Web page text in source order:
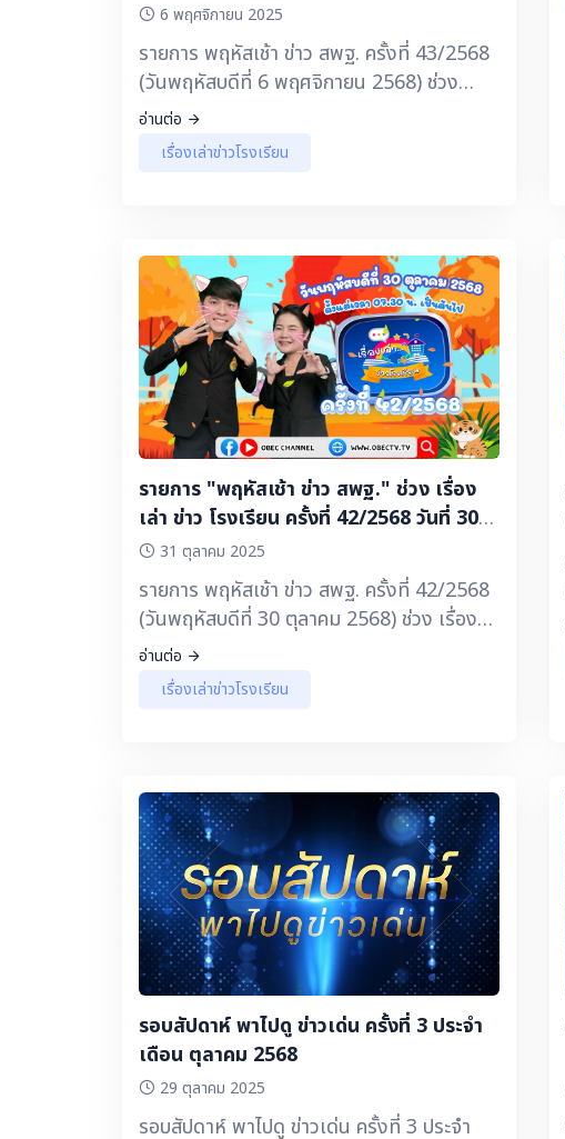
2568) ช่วง เรื่องเล่า ข่าวโรงเรียน
6 พฤศจิกายน 2025
รายการ พฤหัสเช้า ข่าว สพฐ. ครั้งที่ 43/2568
(วันพฤหัสบดีที่ 6 พฤศจิกายน 2568) ช่วง
เรื่องเล่า ข่าวโรงเรียน 🔽 ▶️ การประกวดสื่อ
สร้างสรรค์ส่งเสริมภาพลักษณ์ สพฐ. หัวข้อ
สพป.อุดรธานี เขต 1 ▶️ การส่งเสริมการจัดการ
เรียนรู้ประวัติศาสตร์โดยใช้ชุมชนเป็นฐานการ
เรียนรู้ โรงเรียนค่ายบางระจันวิทยาคม จังหวัด
สิงห์บุรี สพม.สิงห์บุรี อ่างทอง ▶️ ผลความ
สำเร็จของโครงการพาน้องกลับมาเรียน “ใบนา
The Series” โรงเรียนท่าจำปาวิทยา
สพม.นครพนม ▶️ เรื่องเล่า ข่าวนักเรียน : 1
โรงเรียน 1 อาชีพ “Bonnery Coffee Drip”
โรงเรียนหนองบอนวิทยาคม จังหวัดตราด
สพม.จันทบุรี ตราด
อ่านต่อ
เรื่องเล่าข่าวโรงเรียน
รายการ "พฤหัสเช้า ข่าว สพฐ." ช่วง เรื่อง
เล่า ข่าว โรงเรียน ครั้งที่ 42/2568 วันที่ 30
ตุลาคม 2568
31 ตุลาคม 2025
รายการ พฤหัสเช้า ข่าว สพฐ. ครั้งที่ 42/2568
(วันพฤหัสบดีที่ 30 ตุลาคม 2568) ช่วง เรื่อง
เล่า ข่าวโรงเรียน 🔽 ▶️ การประกวดสื่อ
สร้างสรรค์ส่งเสริมภาพลักษณ์ สพฐ. หัวข้อ
NET โรงเรียนอนุบาลพรหมบุรี (วัดกุฎีทอง)
สพป.สิงห์บุรี ▶️ BW cafe' บ้านวัดร้านกาแฟ
เด็กน้อย สู่การพัฒนาทักษะอาชีพ โรงเรียน
ชุมชนบ้านวัด สพป.นครราชสีมา เขต 6 ▶️ การ
ขับเคลื่อนนโยบาย 10 อ. & เรียนดี มีความสุข
โรงเรียนวัดแม่เตย สพป.สงขลา เขต 2 ▶️
“เยาวชน GEN ใหม่ ใส่ใจสิ่งแวดล้อม” โรงเรียน
ไทรย้อยพิทยาคม จังหวัดพิษณุโลก
สพม.พิษณุโลก อุตรดิตถ์ ▶️ เรื่องเล่า ข่าว
นักเรียน : 1 โรงเรียน 1 อาชีพ กลุ่มยุวเกษตร
โรงเรียนท่าใหม่ “พูลสวัสดิ์ราษฎร์นุกูล” จังหวัด
จันทบุรี สพม.จันทบุรี ตราด
อ่านต่อ
เรื่องเล่าข่าวโรงเรียน
รอบสัปดาห์ พาไปดู ข่าวเด่น ครั้งที่ 3 ประจำ
เดือน ตุลาคม 2568
29 ตุลาคม 2025
รอบสัปดาห์ พาไปดู ข่าวเด่น ครั้งที่ 3 ประจำ